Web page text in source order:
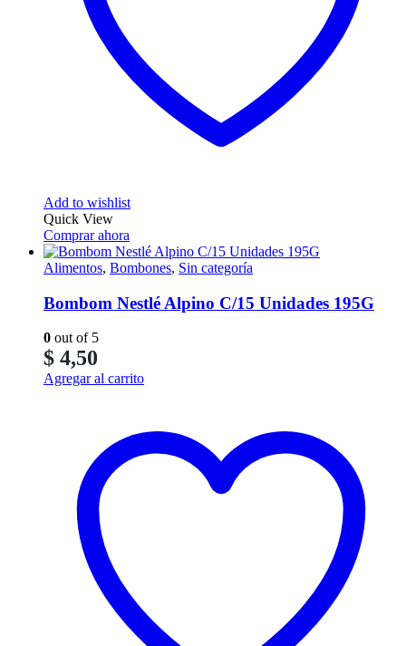
Add to wishlist
Quick View
Comprar ahora
Alimentos, Bombones, Sin categoría
Bombom Nestlé Alpino C/15 Unidades 195G
0 out of 5
$ 4,50
Agregar al carrito